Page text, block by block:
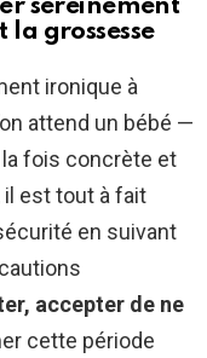
sereinement
grossesse
ironique à
attend un bébé —
fois concrète et
il est tout à fait
en suivant
accepter de ne
cette période